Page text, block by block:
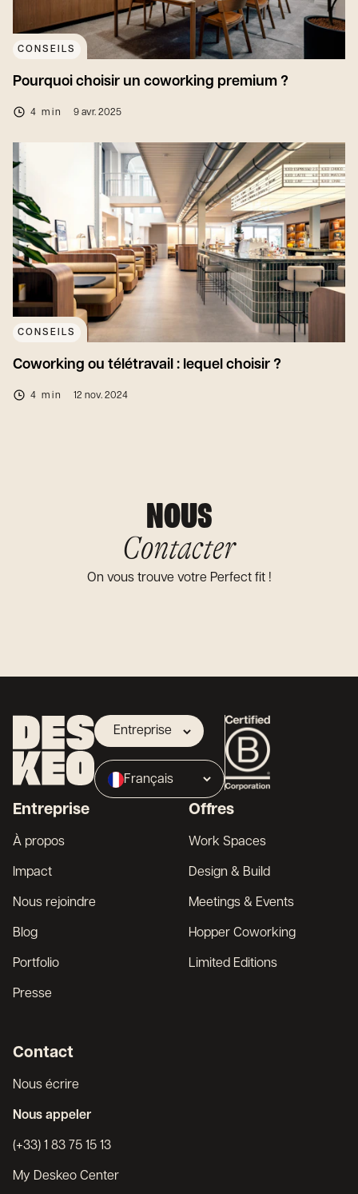
CONSEILS
Pourquoi choisir un coworking premium ?
4 min 9 avr. 2025
CONSEILS
Coworking ou télétravail : lequel choisir ?
4 min 12 nov. 2024
NOUS
Contacter
On vous trouve votre Perfect fit !
Entreprise
Propriétaire
Broker
Français
Entreprise
À propos
Impact
Nous rejoindre
Blog
Portfolio
Presse
Offres
Work Spaces
Design & Build
Meetings & Events
Hopper Coworking
Limited Editions
Contact
Nous écrire
Nous appeler
(+33) 1 83 75 15 13
My Deskeo Center